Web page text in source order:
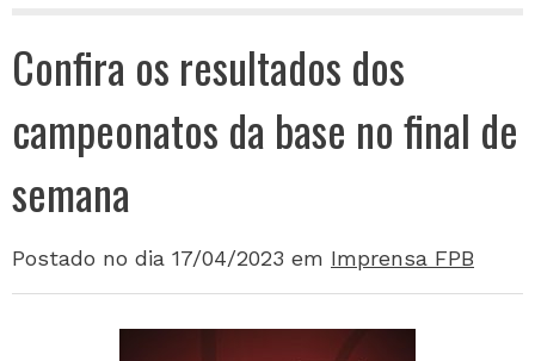
Confira os resultados dos
campeonatos da base no final de
semana
Postado no dia 17/04/2023 em Imprensa FPB